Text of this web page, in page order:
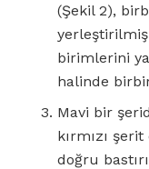
(Şekil 2),
birimlerini
halinde
Mavi bir
kırmızı
doğru